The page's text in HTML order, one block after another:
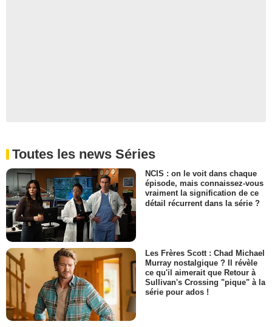
Toutes les news Séries
NCIS : on le voit dans chaque
épisode, mais connaissez-vous
vraiment la signification de ce
détail récurrent dans la série ?
Les Frères Scott : Chad Michael
Murray nostalgique ? Il révèle
ce qu'il aimerait que Retour à
Sullivan's Crossing "pique" à la
série pour ados !